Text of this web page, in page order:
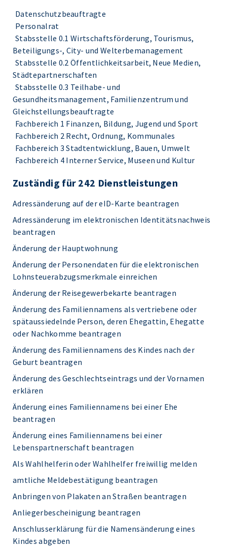
Datenschutzbeauftragte
Personalrat
Stabsstelle 0.1 Wirtschaftsförderung, Tourismus,
Beteiligungs-, City- und Welterbemanagement
Stabsstelle 0.2 Öffentlichkeitsarbeit, Neue Medien,
Städtepartnerschaften
Stabsstelle 0.3 Teilhabe- und
Gesundheitsmanagement, Familienzentrum und
Gleichstellungsbeauftragte
Fachbereich 1 Finanzen, Bildung, Jugend und Sport
Fachbereich 2 Recht, Ordnung, Kommunales
Fachbereich 3 Stadtentwicklung, Bauen, Umwelt
Fachbereich 4 Interner Service, Museen und Kultur
Zuständig für 242 Dienstleistungen
Adressänderung auf der eID-Karte beantragen
Adressänderung im elektronischen Identitätsnachweis
beantragen
Änderung der Hauptwohnung
Änderung der Personendaten für die elektronischen
Lohnsteuerabzugsmerkmale einreichen
Änderung der Reisegewerbekarte beantragen
Änderung des Familiennamens als vertriebene oder
spätaussiedelnde Person, deren Ehegattin, Ehegatte
oder Nachkomme beantragen
Änderung des Familiennamens des Kindes nach der
Geburt beantragen
Änderung des Geschlechtseintrags und der Vornamen
erklären
Änderung eines Familiennamens bei einer Ehe
beantragen
Änderung eines Familiennamens bei einer
Lebenspartnerschaft beantragen
Als Wahlhelferin oder Wahlhelfer freiwillig melden
amtliche Meldebestätigung beantragen
Anbringen von Plakaten an Straßen beantragen
Anliegerbescheinigung beantragen
Anschlusserklärung für die Namensänderung eines
Kindes abgeben